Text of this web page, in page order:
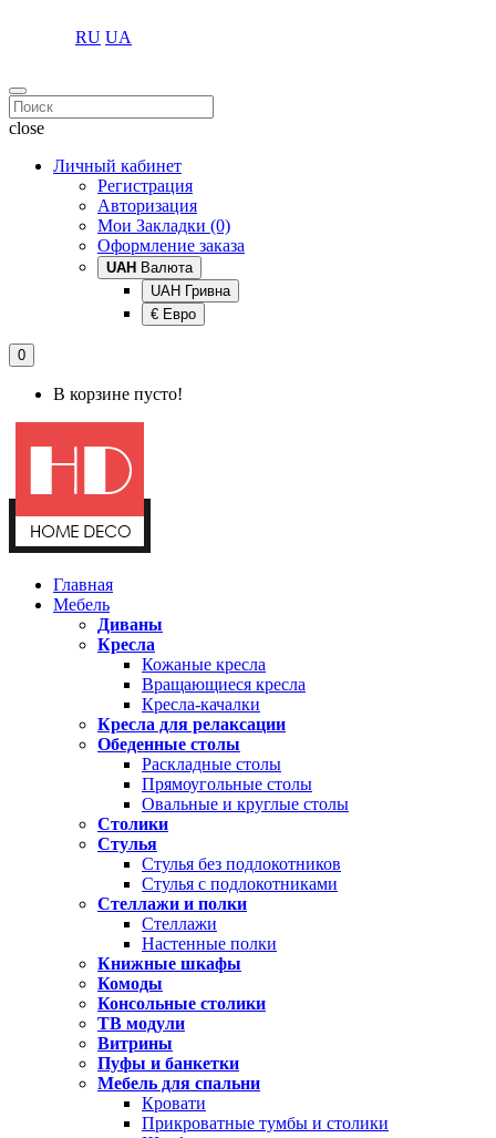
RU UA
close
Личный кабинет
Регистрация
Авторизация
Мои Закладки (0)
Оформление заказа
UAH Валюта
UAH Гривна
€ Евро
0
В корзине пусто!
Главная
Мебель
Диваны
Кресла
Кожаные кресла
Вращающиеся кресла
Кресла-качалки
Кресла для релаксации
Обеденные столы
Раскладные столы
Прямоугольные столы
Овальные и круглые столы
Столики
Стулья
Стулья без подлокотников
Стулья с подлокотниками
Стеллажи и полки
Стеллажи
Настенные полки
Книжные шкафы
Комоды
Консольные столики
ТВ модули
Витрины
Пуфы и банкетки
Мебель для спальни
Кровати
Прикроватные тумбы и столики